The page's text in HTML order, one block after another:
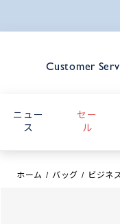
Customer
ニュー
ス
セー
ル
ホーム バッグ ビジネ